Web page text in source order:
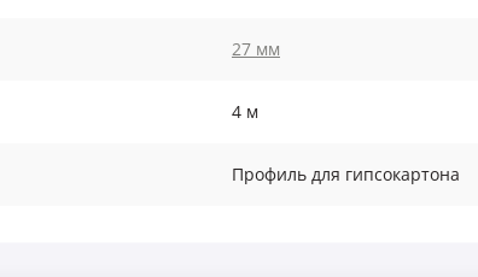
27 мм
4 м
Профиль для гипсокартона